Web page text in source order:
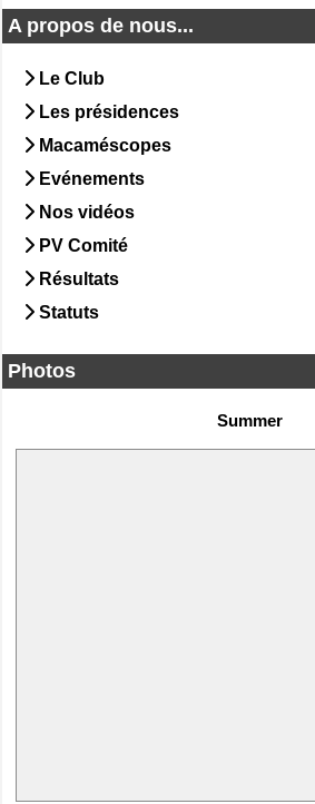
A propos de nous...
Le Club
Les présidences
Macaméscopes
Evénements
Nos vidéos
PV Comité
Résultats
Statuts
Photos
Summer